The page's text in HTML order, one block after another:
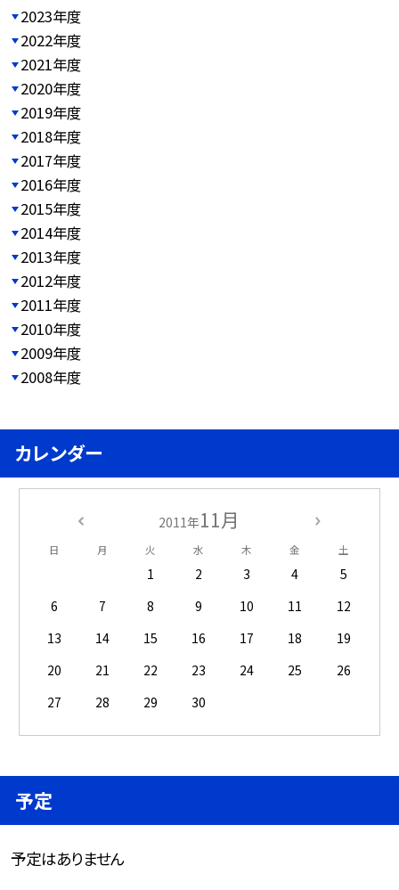
2023年度
2022年度
2021年度
2020年度
2019年度
2018年度
2017年度
2016年度
2015年度
2014年度
2013年度
2012年度
2011年度
2010年度
2009年度
2008年度
カレンダー
2011年11月
日 月 火 水 木 金 土
1 2 3 4
5
6
7 8 9 10 11
12
13
14 15 16 17 18
19
20
21 22 23 24 25
26
27
28 29 30
予定
予定はありません